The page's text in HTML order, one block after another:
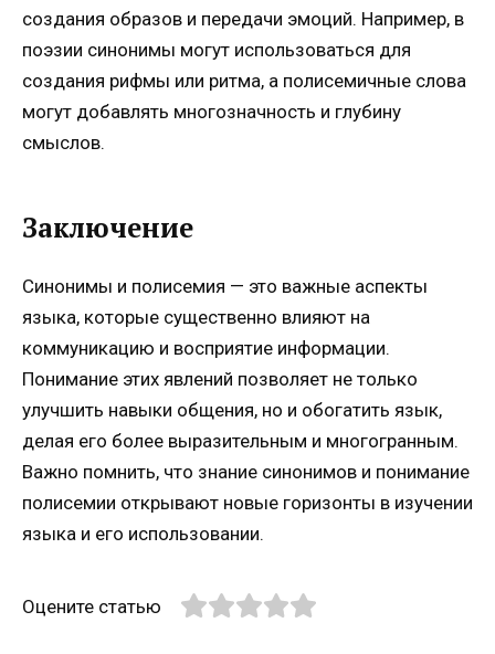
создания образов и передачи эмоций. Например, в
поэзии синонимы могут использоваться для
создания рифмы или ритма, а полисемичные слова
могут добавлять многозначность и глубину
смыслов.
Заключение
Синонимы и полисемия — это важные аспекты
языка, которые существенно влияют на
коммуникацию и восприятие информации.
Понимание этих явлений позволяет не только
улучшить навыки общения, но и обогатить язык,
делая его более выразительным и многогранным.
Важно помнить, что знание синонимов и понимание
полисемии открывают новые горизонты в изучении
языка и его использовании.
Оцените статью